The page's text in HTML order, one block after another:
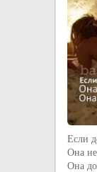
Если
Она
Она